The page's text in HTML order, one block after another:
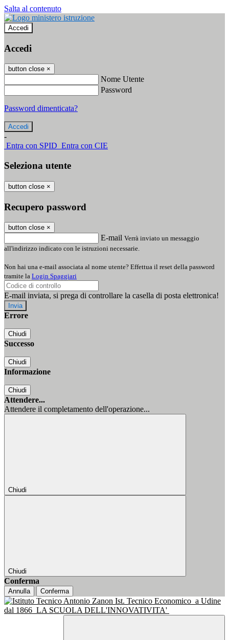
Salta al contenuto
Accedi
Accedi
button close ×
Nome Utente
Password
Password dimenticata?
-
Entra con SPID Entra con CIE
Seleziona utente
button close ×
Recupero password
button close ×
E-mail Verrà inviato un messaggio
all'indirizzo indicato con le istruzioni necessarie.
Non hai una e-mail associata al nome utente? Effettua il reset della password
tramite la Login Spaggiari
E-mail inviata, si prega di controllare la casella di posta elettronica!
Errore
Chiudi
Successo
Chiudi
Informazione
Chiudi
Attendere...
Attendere il completamento dell'operazione...
Chiudi
Chiudi
Conferma
Annulla Conferma
Ist. Tecnico Economico a Udine
dal 1866 LA SCUOLA DELL'INNOVATIVITA'